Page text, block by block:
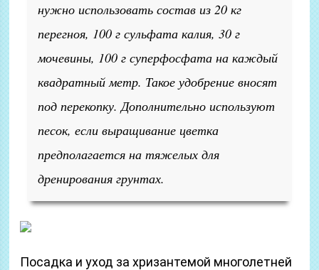
нужно использовать состав из 20 кг
перегноя, 100 г сульфата калия, 30 г
мочевины, 100 г суперфосфата на каждый
квадратный метр. Такое удобрение вносят
под перекопку. Дополнительно используют
песок, если выращивание цветка
предполагается на тяжелых для
дренирования грунтах.
Посадка и уход за хризантемой многолетней